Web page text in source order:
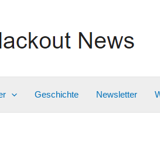
Geschichte Newsletter